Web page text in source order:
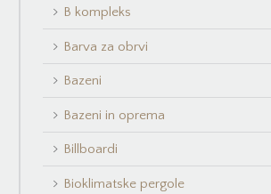
B kompleks
Barva za obrvi
Bazeni
Bazeni in oprema
Billboardi
Bioklimatske pergole